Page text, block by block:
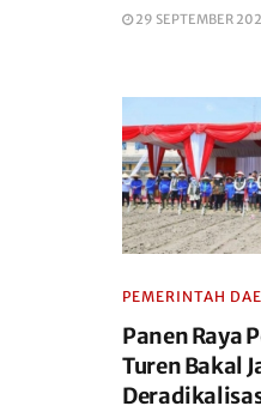
29 SEPTEMBER
PEMERINTAH
Panen Raya
Turen Bakal